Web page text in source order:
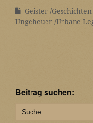
Geister Geschichten
Ungeheuer Urbane
Beitrag suchen:
for: